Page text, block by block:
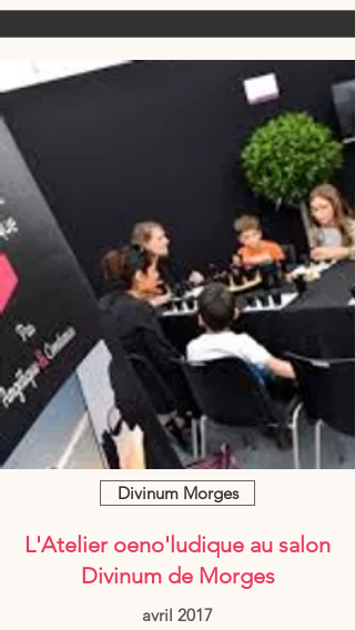
Divinum Morges
L'Atelier oeno'ludique au salon
Divinum de Morges
avril 2017